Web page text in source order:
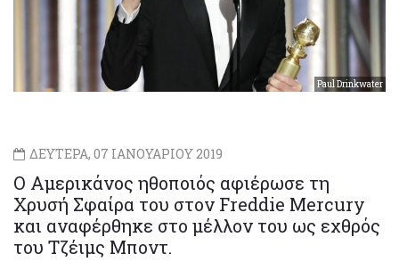
Paul Drinkwater
ΔΕΥΤΕΡΑ, 07 ΙΑΝΟΥΑΡΙΟΥ 2019
Ο Αμερικάνος ηθοποιός αφιέρωσε τη
Χρυσή Σφαίρα του στον Freddie Mercury
και αναφέρθηκε στο μέλλον του ως εχθρός
του Τζέιμς Μποντ.